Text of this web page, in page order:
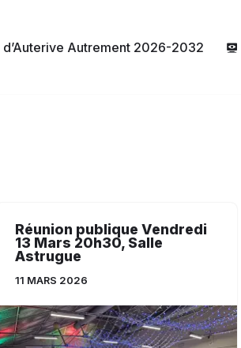
Autrement 2026-2032
Réunion publique Vendredi
13 Mars 20h30, Salle
Astrugue
11 MARS 2026